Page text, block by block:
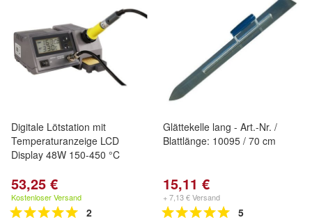
Digitale Lötstation mit
Temperaturanzeige LCD
Display 48W 150-450 °C
53,25 €
Kostenloser Versand
2
Glättekelle lang - Art.-Nr. /
Blattlänge: 10095 / 70 cm
15,11 €
+ 7,13 € Versand
5